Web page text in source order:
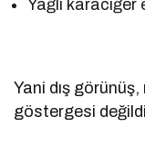
Yağlı karaciğer
Yani dış
göstergesi